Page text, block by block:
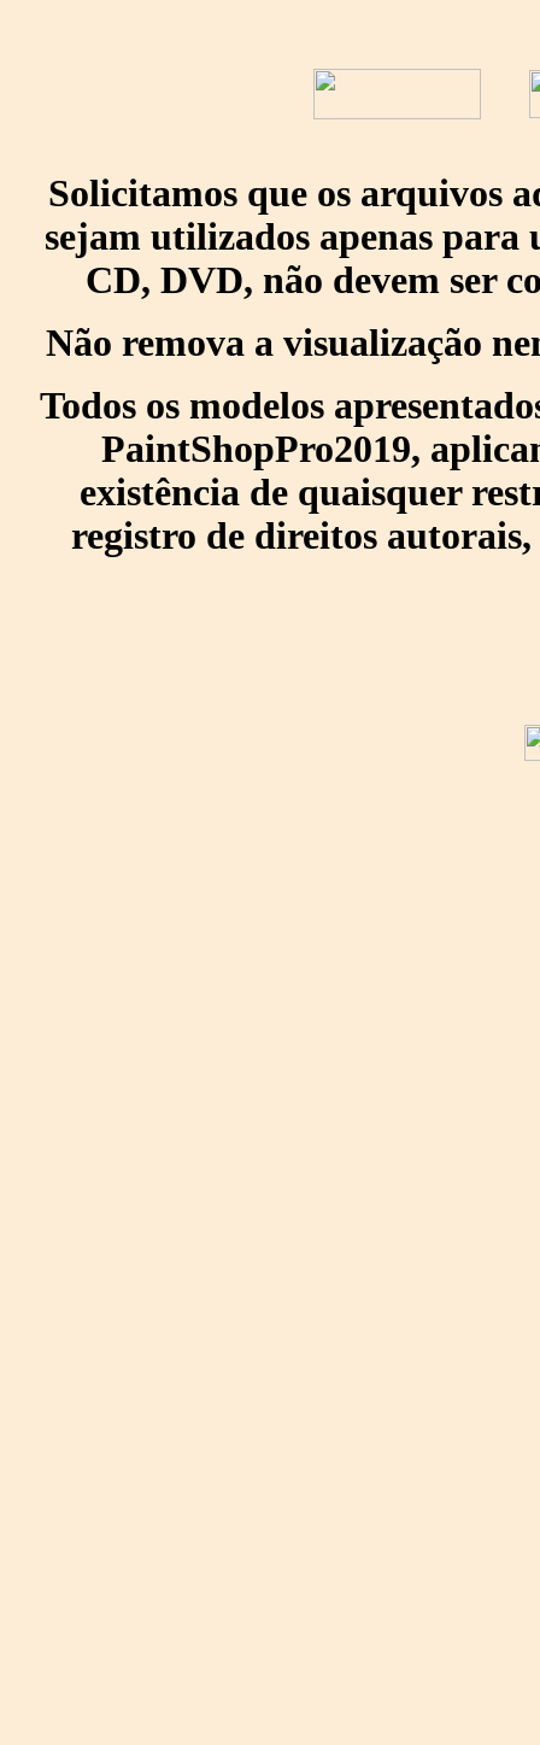
Solicitamos que os arquivos
sejam utilizados apenas para
CD, DVD, não devem ser
Não remova a visualização
Todos os modelos
PaintShopPro2019,
existência de quaisquer
registro de direitos